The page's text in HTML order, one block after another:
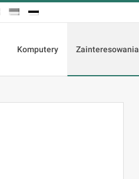
Komputery Zainteresowania